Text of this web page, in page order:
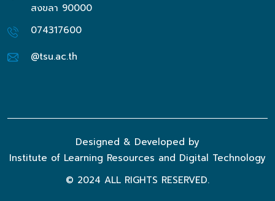
สงขลา 90000
074317600
@tsu.ac.th
Designed & Developed by
Institute of Learning Resources and Digital Technology
© 2024 ALL RIGHTS RESERVED.